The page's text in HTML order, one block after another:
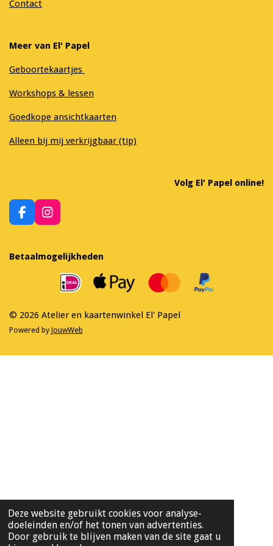
Deze website gebruikt cookies voor analyse-
doeleinden en/of het tonen van advertenties.
Door gebruik te blijven maken van de site gaat u
Contact
Meer van El' Papel
Geboortekaartjes
Workshops & lessen
Goedkope ansichtkaarten
Alleen bij mij verkrijgbaar (tip)
Volg El' Papel online!
F
a
e
b
I
n
a
m
Betaalmogelijkheden
© 2026 Atelier en kaartenwinkel El' Papel
Powered by JouwWeb